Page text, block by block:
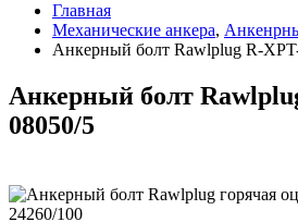
Главная
Механические анкера,
Анкерный болт Rawlplug R-
Анкерный болт
08050/5